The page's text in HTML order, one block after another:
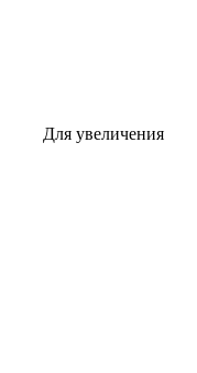
Для увеличения